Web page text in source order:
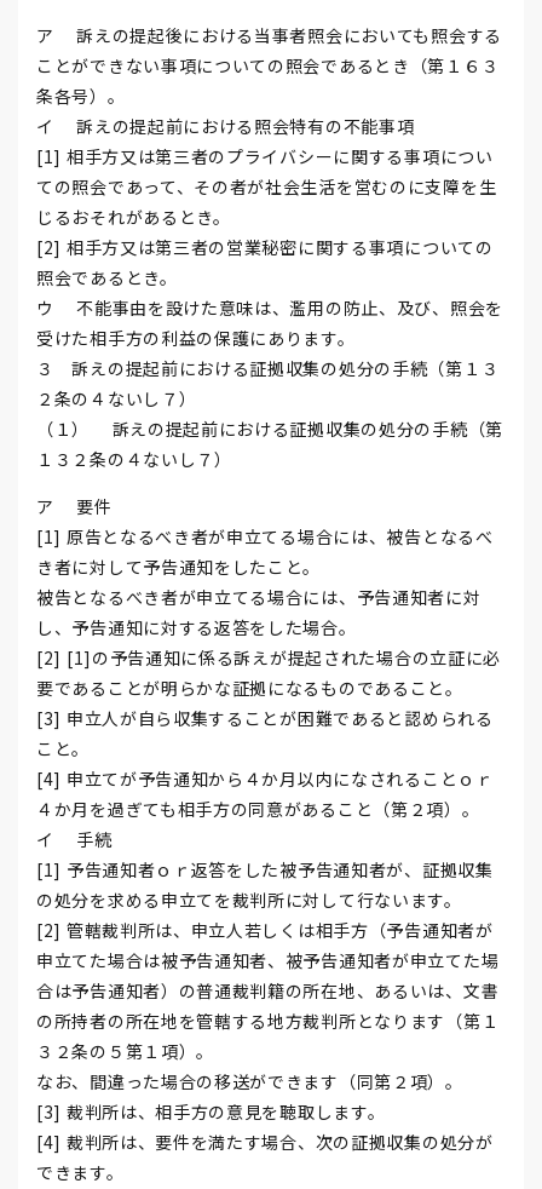
ア 訴えの提起後における当事者照会においても照会する
ことができない事項についての照会であるとき（第１６３
条各号）。
イ 訴えの提起前における照会特有の不能事項
[1] 相手方又は第三者のプライバシーに関する事項につい
ての照会であって、その者が社会生活を営むのに支障を生
じるおそれがあるとき。
[2] 相手方又は第三者の営業秘密に関する事項についての
照会であるとき。
ウ 不能事由を設けた意味は、濫用の防止、及び、照会を
受けた相手方の利益の保護にあります。
３ 訴えの提起前における証拠収集の処分の手続（第１３
２条の４ないし７）
（１） 訴えの提起前における証拠収集の処分の手続（第
１３２条の４ないし７）
ア 要件
[1] 原告となるべき者が申立てる場合には、被告となるべ
き者に対して予告通知をしたこと。
被告となるべき者が申立てる場合には、予告通知者に対
し、予告通知に対する返答をした場合。
[2] [1]の予告通知に係る訴えが提起された場合の立証に必
要であることが明らかな証拠になるものであること。
[3] 申立人が自ら収集することが困難であると認められる
こと。
[4] 申立てが予告通知から４か月以内になされることｏｒ
４か月を過ぎても相手方の同意があること（第２項）。
イ 手続
[1] 予告通知者ｏｒ返答をした被予告通知者が、証拠収集
の処分を求める申立てを裁判所に対して行ないます。
[2] 管轄裁判所は、申立人若しくは相手方（予告通知者が
申立てた場合は被予告通知者、被予告通知者が申立てた場
合は予告通知者）の普通裁判籍の所在地、あるいは、文書
の所持者の所在地を管轄する地方裁判所となります（第１
３２条の５第１項）。
なお、間違った場合の移送ができます（同第２項）。
[3] 裁判所は、相手方の意見を聴取します。
[4] 裁判所は、要件を満たす場合、次の証拠収集の処分が
できます。